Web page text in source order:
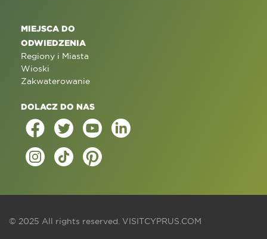
MIEJSCA DO
ODWIEDZENIA
Regiony i Miasta
Wioski
Zakwaterowanie
DOLACZ DO NAS
© 2025 All rights reserved. VISITCYPRUS.COM